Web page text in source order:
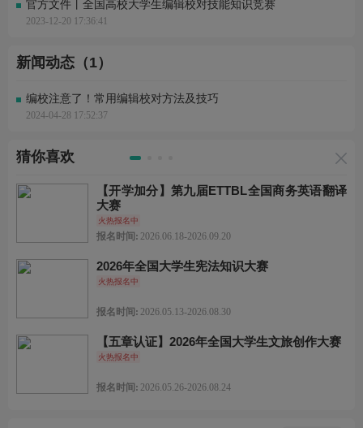
官方文件丨全国高校大学生编辑校对技能知识竞赛
2023-12-20 17:36:41
新闻动态（1）
编校注意了！常用编辑校对方法及技巧
2024-04-28 17:52:37
猜你喜欢
【开学加分】第九届ETTBL全国商务英语翻译
大赛
火热报名中
报名时间: 2026.06.18-2026.09.20
2026年全国大学生宪法知识大赛
火热报名中
报名时间: 2026.05.13-2026.08.30
【五章认证】2026年全国大学生文旅创作大赛
火热报名中
报名时间: 2026.05.26-2026.08.24